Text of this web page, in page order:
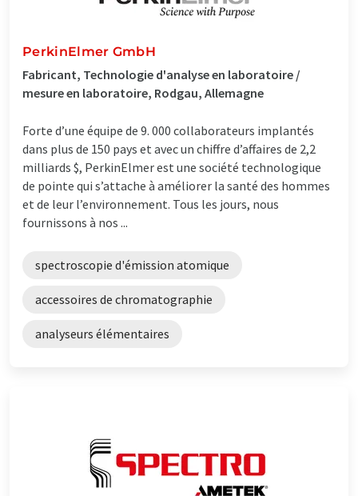
PerkinElmer GmbH
Fabricant, Technologie d'analyse en laboratoire /
mesure en laboratoire, Rodgau, Allemagne
Forte d’une équipe de 9. 000 collaborateurs implantés
dans plus de 150 pays et avec un chiffre d’affaires de 2,2
milliards $, PerkinElmer est une société technologique
de pointe qui s’attache à améliorer la santé des hommes
et de leur l’environnement. Tous les jours, nous
fournissons à nos ...
spectroscopie d'émission atomique
accessoires de chromatographie
analyseurs élémentaires